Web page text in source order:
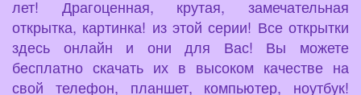
лет! Драгоценная, крутая, замечательная
открытка, картинка! из этой серии! Все открытки
здесь онлайн и они для Вас! Вы можете
бесплатно скачать их в высоком качестве на
свой телефон, планшет, компьютер, ноутбук!